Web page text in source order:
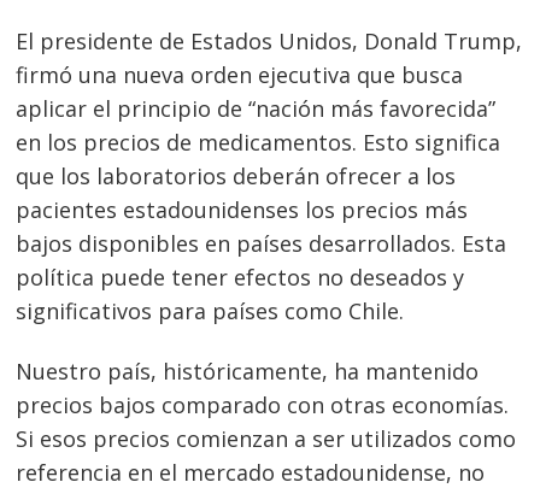
El presidente de Estados Unidos, Donald Trump,
firmó una nueva orden ejecutiva que busca
aplicar el principio de “nación más favorecida”
en los precios de medicamentos. Esto significa
que los laboratorios deberán ofrecer a los
pacientes estadounidenses los precios más
bajos disponibles en países desarrollados. Esta
política puede tener efectos no deseados y
significativos para países como Chile.
Nuestro país, históricamente, ha mantenido
precios bajos comparado con otras economías.
Si esos precios comienzan a ser utilizados como
referencia en el mercado estadounidense, no